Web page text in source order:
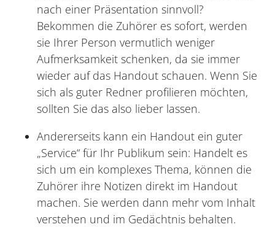
nach einer Präsentation sinnvoll?
Bekommen die Zuhörer es sofort, werden
sie Ihrer Person vermutlich weniger
Aufmerksamkeit schenken, da sie immer
wieder auf das Handout schauen. Wenn Sie
sich als guter Redner profilieren möchten,
sollten Sie das also lieber lassen.
Andererseits kann ein Handout ein guter
„Service“ für Ihr Publikum sein: Handelt es
sich um ein komplexes Thema, können die
Zuhörer ihre Notizen direkt im Handout
machen. Sie werden dann mehr vom Inhalt
verstehen und im Gedächtnis behalten.